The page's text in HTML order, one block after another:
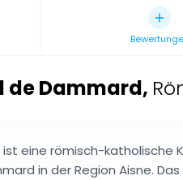
de Dammard,
eine römisch-katholische
in der Region Aisne.